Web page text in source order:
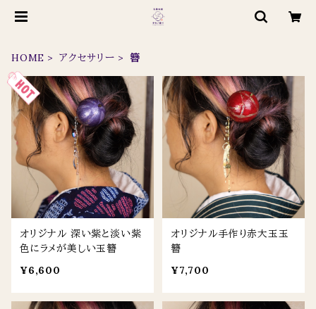
HOME アクセサリー 簪
オリジナル 深い紫と淡い紫
色にラメが美しい玉簪
¥6,600
オリジナル手作り赤大玉玉
簪
¥7,700